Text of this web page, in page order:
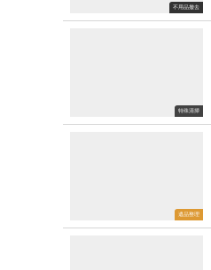
不用品撤去
特殊清掃
遺品整理